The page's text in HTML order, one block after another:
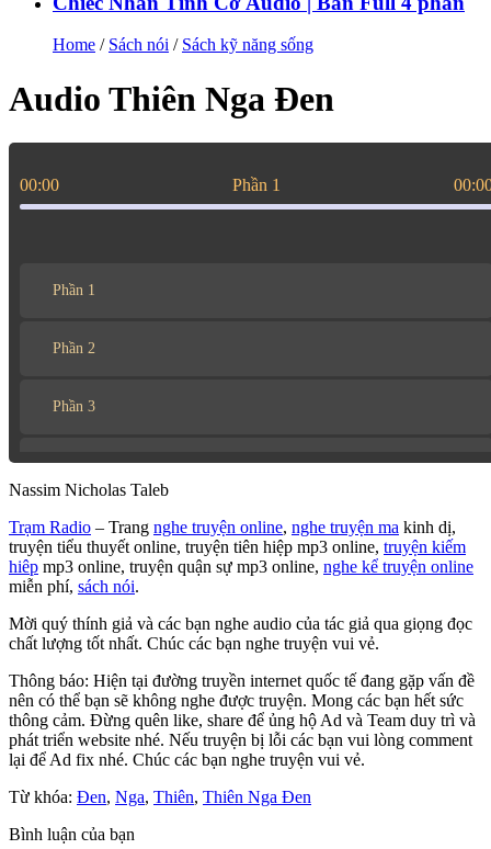
Home / Sách nói / Sách kỹ năng sống
Audio Thiên Nga Đen
00:00 Phần 1
Phần 1
Phần 2
Phần 3
Phần 4
Phần 5
Phần 6
Phần 7
Phần 8
Phần 9
Nassim Nicholas Taleb
Trạm Radio – Trang nghe truyện online, nghe truyện ma kinh dị,
truyện tiểu thuyết online, truyện tiên hiệp mp3 online, truyện kiếm
hiêp mp3 online, truyện quận sự mp3 online, nghe kể truyện online
miễn phí, sách nói.
Mời quý thính giả và các bạn nghe audio của tác giả qua giọng đọc
chất lượng tốt nhất. Chúc các bạn nghe truyện vui vẻ.
Thông báo: Hiện tại đường truyền internet quốc tế đang gặp vấn đề
nên có thể bạn sẽ không nghe được truyện. Mong các bạn hết sức
thông cảm. Đừng quên like, share để ủng hộ Ad và Team duy trì và
phát triển website nhé. Nếu truyện bị lỗi các bạn vui lòng comment
lại để Ad fix nhé. Chúc các bạn nghe truyện vui vẻ.
Từ khóa: Đen, Nga, Thiên, Thiên Nga Đen
Bình luận của bạn